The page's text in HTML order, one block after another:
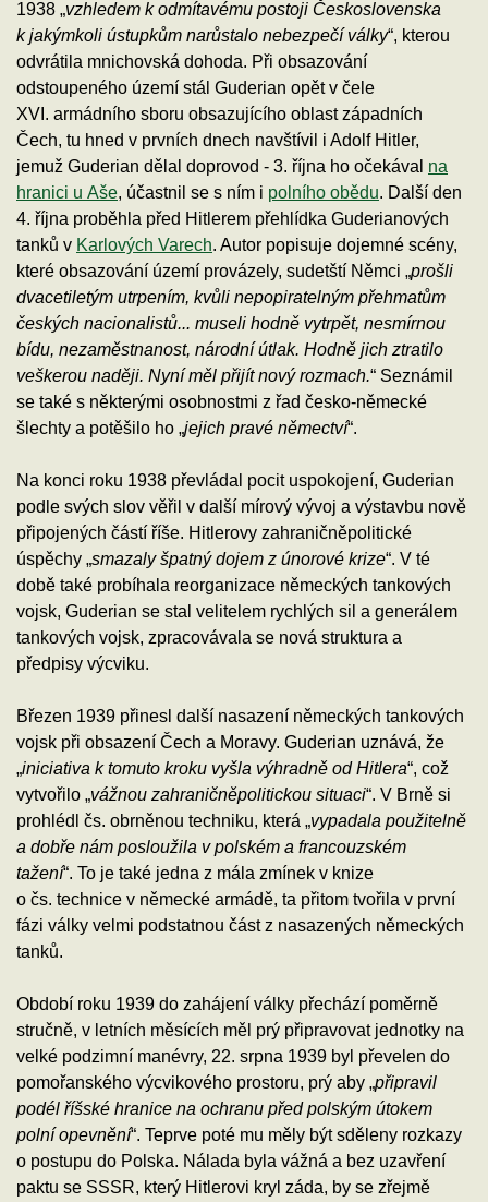
1938 „vzhledem k odmítavému postoji Československa
k jakýmkoli ústupkům narůstalo nebezpečí války“, kterou
odvrátila mnichovská dohoda. Při obsazování
odstoupeného území stál Guderian opět v čele
XVI. armádního sboru obsazujícího oblast západních
Čech, tu hned v prvních dnech navštívil i Adolf Hitler,
jemuž Guderian dělal doprovod - 3. října ho očekával na
hranici u Aše, účastnil se s ním i polního obědu. Další den
4. října proběhla před Hitlerem přehlídka Guderianových
tanků v Karlových Varech. Autor popisuje dojemné scény,
které obsazování území provázely, sudetští Němci „prošli
dvacetiletým utrpením, kvůli nepopiratelným přehmatům
českých nacionalistů... museli hodně vytrpět, nesmírnou
bídu, nezaměstnanost, národní útlak. Hodně jich ztratilo
veškerou naději. Nyní měl přijít nový rozmach.“ Seznámil
se také s některými osobnostmi z řad česko-německé
šlechty a potěšilo ho „jejich pravé němectví“.
Na konci roku 1938 převládal pocit uspokojení, Guderian
podle svých slov věřil v další mírový vývoj a výstavbu nově
připojených částí říše. Hitlerovy zahraničněpolitické
úspěchy „smazaly špatný dojem z únorové krize“. V té
době také probíhala reorganizace německých tankových
vojsk, Guderian se stal velitelem rychlých sil a generálem
tankových vojsk, zpracovávala se nová struktura a
předpisy výcviku.
Březen 1939 přinesl další nasazení německých tankových
vojsk při obsazení Čech a Moravy. Guderian uznává, že
„iniciativa k tomuto kroku vyšla výhradně od Hitlera“, což
vytvořilo „vážnou zahraničněpolitickou situaci“. V Brně si
prohlédl čs. obrněnou techniku, která „vypadala použitelně
a dobře nám posloužila v polském a francouzském
tažení“. To je také jedna z mála zmínek v knize
o čs. technice v německé armádě, ta přitom tvořila v první
fázi války velmi podstatnou část z nasazených německých
tanků.
Období roku 1939 do zahájení války přechází poměrně
stručně, v letních měsících měl prý připravovat jednotky na
velké podzimní manévry, 22. srpna 1939 byl převelen do
pomořanského výcvikového prostoru, prý aby „připravil
podél říšské hranice na ochranu před polským útokem
polní opevnění“. Teprve poté mu měly být sděleny rozkazy
o postupu do Polska. Nálada byla vážná a bez uzavření
paktu se SSSR, který Hitlerovi kryl záda, by se zřejmě